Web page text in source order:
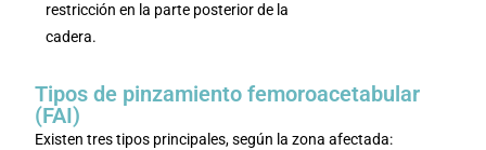
restricción en la parte posterior de la
cadera.
Tipos de pinzamiento femoroacetabular
(FAI)
Existen tres tipos principales, según la zona afectada: